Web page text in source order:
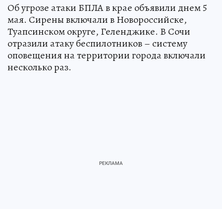
Об угрозе атаки БПЛА в крае объявили днем 5
мая. Сирены включали в Новороссийске,
Туапсинском округе, Геленджике. В Сочи
отразили атаку беспилотников – систему
оповещения на территории города включали
несколько раз.